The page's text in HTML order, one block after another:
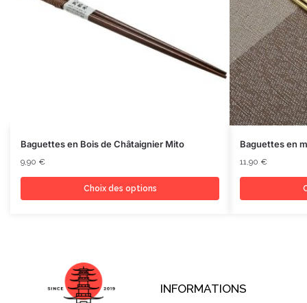
Baguettes en Bois de Châtaignier Mito
9,90 €
Choix des options
Baguettes en
11,90 €
INFORMATIONS